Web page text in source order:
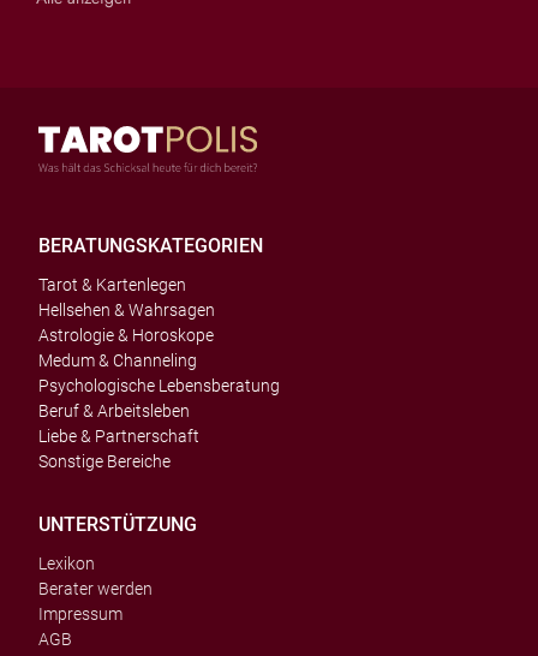
BERATUNGSKATEGORIEN
Tarot & Kartenlegen
Hellsehen & Wahrsagen
Astrologie & Horoskope
Medum & Channeling
Psychologische Lebensberatung
Beruf & Arbeitsleben
Liebe & Partnerschaft
Sonstige Bereiche
UNTERSTÜTZUNG
Lexikon
Berater werden
Impressum
AGB